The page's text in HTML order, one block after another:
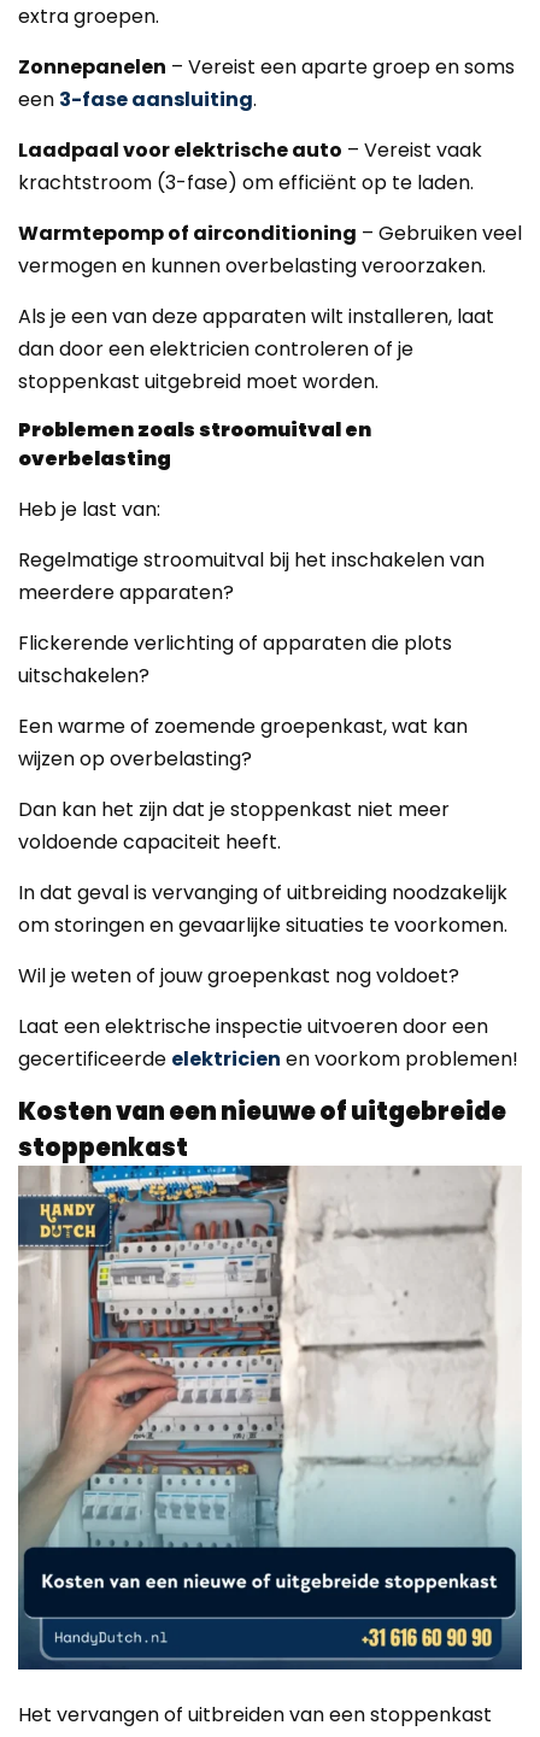
extra groepen.
Zonnepanelen – Vereist een aparte groep en soms
een 3-fase aansluiting.
Laadpaal voor elektrische auto – Vereist vaak
krachtstroom (3-fase) om efficiënt op te laden.
Warmtepomp of airconditioning – Gebruiken veel
vermogen en kunnen overbelasting veroorzaken.
Als je een van deze apparaten wilt installeren, laat
dan door een elektricien controleren of je
stoppenkast uitgebreid moet worden.
Problemen zoals stroomuitval en
overbelasting
Heb je last van:
Regelmatige stroomuitval bij het inschakelen van
meerdere apparaten?
Flickerende verlichting of apparaten die plots
uitschakelen?
Een warme of zoemende groepenkast, wat kan
wijzen op overbelasting?
Dan kan het zijn dat je stoppenkast niet meer
voldoende capaciteit heeft.
In dat geval is vervanging of uitbreiding noodzakelijk
om storingen en gevaarlijke situaties te voorkomen.
Wil je weten of jouw groepenkast nog voldoet?
Laat een elektrische inspectie uitvoeren door een
gecertificeerde elektricien en voorkom problemen!
Kosten van een nieuwe of uitgebreide
stoppenkast
Het vervangen of uitbreiden van een stoppenkast